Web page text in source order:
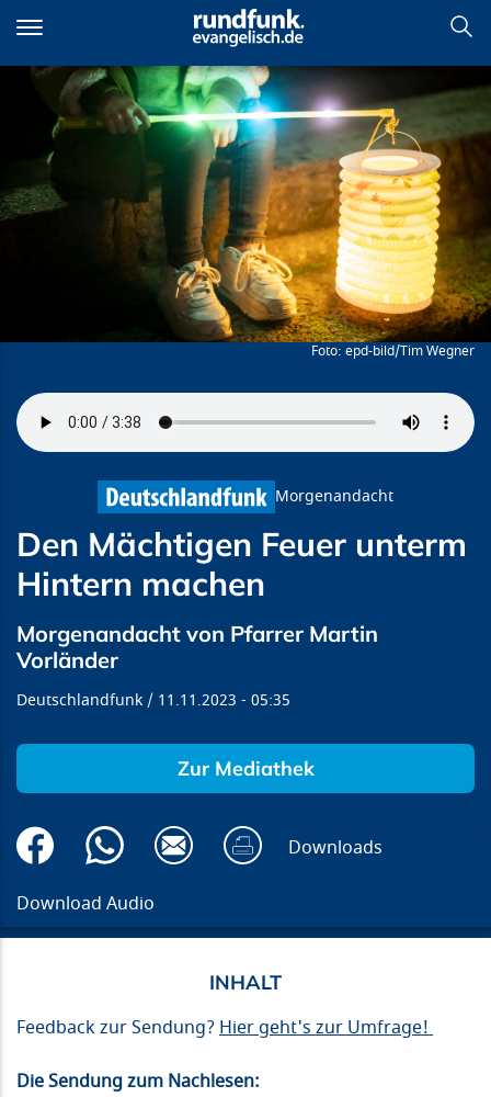
zum
Inhalt
Den Mächtigen Feuer unterm
Hintern machen
epd-bild/Tim Wegner
Morgenandacht
Den Mächtigen Feuer unterm
Hintern machen
Morgenandacht von Pfarrer Martin
Vorländer
Deutschlandfunk 11.11.2023 05:35
Zur Mediathek
Downloads
Download Audio
Feedback zur Sendung? Hier geht's zur Umfrage!
Die Sendung zum Nachlesen: